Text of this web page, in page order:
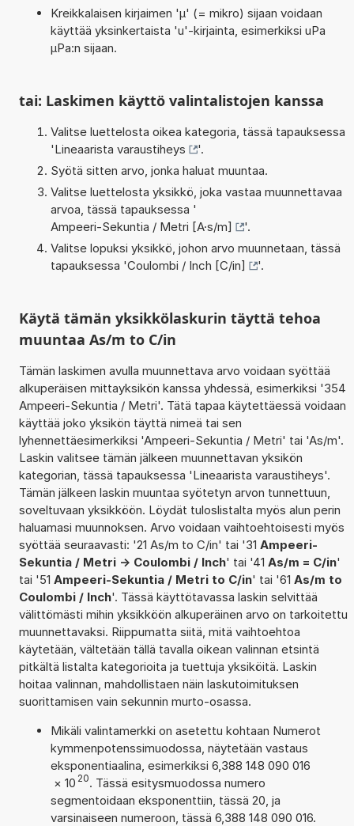
Kreikkalaisen kirjaimen 'µ' (= mikro) sijaan voidaan
käyttää yksinkertaista 'u'-kirjainta, esimerkiksi uPa
µPa:n sijaan.
tai: Laskimen käyttö valintalistojen kanssa
Valitse luettelosta oikea kategoria, tässä tapauksessa
'Lineaarista varaustiheys
'.
Syötä sitten arvo, jonka haluat muuntaa.
Valitse luettelosta yksikkö, joka vastaa muunnettavaa
arvoa, tässä tapauksessa '
Ampeeri-Sekuntia / Metri [A·s/m]
'.
Valitse lopuksi yksikkö, johon arvo muunnetaan, tässä
tapauksessa 'Coulombi / Inch [C/in] '.
Käytä tämän yksikkölaskurin täyttä tehoa
muuntaa As/m to C/in
Tämän laskimen avulla muunnettava arvo voidaan syöttää
alkuperäisen mittayksikön kanssa yhdessä, esimerkiksi '354
Ampeeri-Sekuntia / Metri'. Tätä tapaa käytettäessä voidaan
käyttää joko yksikön täyttä nimeä tai sen
lyhennettäesimerkiksi 'Ampeeri-Sekuntia / Metri' tai 'As/m'.
Laskin valitsee tämän jälkeen muunnettavan yksikön
kategorian, tässä tapauksessa 'Lineaarista varaustiheys'.
Tämän jälkeen laskin muuntaa syötetyn arvon tunnettuun,
soveltuvaan yksikköön. Löydät tuloslistalta myös alun perin
haluamasi muunnoksen. Arvo voidaan vaihtoehtoisesti myös
syöttää seuraavasti: '21 As/m to C/in' tai '31 Ampeeri-
Sekuntia / Metri -> Coulombi / Inch' tai '41 As/m = C/in'
tai '51 Ampeeri-Sekuntia / Metri to C/in' tai '61 As/m to
Coulombi / Inch'. Tässä käyttötavassa laskin selvittää
välittömästi mihin yksikköön alkuperäinen arvo on tarkoitettu
muunnettavaksi. Riippumatta siitä, mitä vaihtoehtoa
käytetään, vältetään tällä tavalla oikean valinnan etsintä
pitkältä listalta kategorioita ja tuettuja yksiköitä. Laskin
hoitaa valinnan, mahdollistaen näin laskutoimituksen
suorittamisen vain sekunnin murto-osassa.
Mikäli valintamerkki on asetettu kohtaan Numerot
kymmenpotenssimuodossa, näytetään vastaus
eksponentiaalina, esimerkiksi 6,388 148 090 016
× 10 20. Tässä esitysmuodossa numero
segmentoidaan eksponenttiin, tässä 20, ja
varsinaiseen numeroon, tässä 6,388 148 090 016.